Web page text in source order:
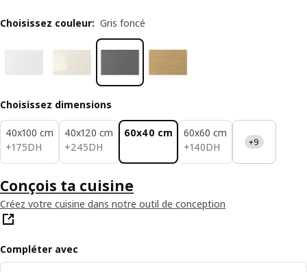
Choisissez couleur: Gris foncé
Choisissez dimensions
40x100 cm
+175DH
175DH
40x120 cm
+245DH
245DH
60x40 cm
60x60 cm
+140DH
140DH +9
Conçois ta cuisine
Créez votre cuisine dans notre outil de conception
Compléter avec